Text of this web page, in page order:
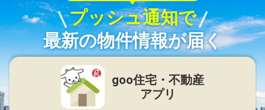
プッシュ通知で
最新の物件情報が届く
goo住宅・不動産
アプリ